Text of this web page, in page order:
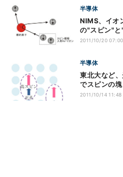
半導体
NIMS、イオ
の"スピン"
2011/10/20 07:00
半導体
東北大など
でスピンの
2011/10/14 11:48